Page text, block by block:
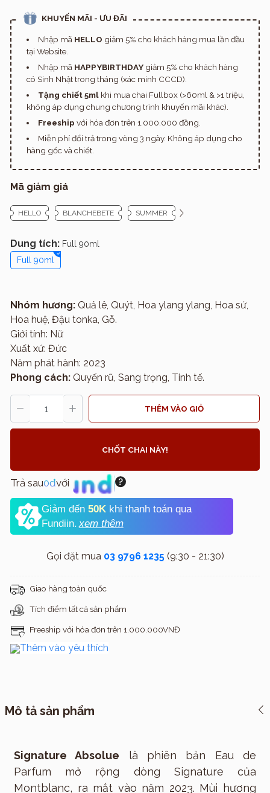
KHUYẾN MÃI - ƯU ĐÃI
Nhập mã HELLO giảm 5% cho khách hàng mua lần đầu
tại Website.
Nhập mã HAPPYBIRTHDAYgiảm 5% cho khách hàng
có Sinh Nhật trong tháng (xác minh CCCD).
Tặng chiết 5mlkhi mua chai Fullbox (>60ml & >1 triệu,
không áp dụng chung chương trình khuyến mãi khác).
Freeship với hóa đơn trên 1.000.000 đồng.
Miễn phí đổi trả trong vòng 3 ngày. Không áp dụng cho
hàng gốc và chiết.
Mã giảm giá
HELLO BLANCHEBETE SUMMER
Dung tích: Full 90ml
Full 90ml
Nhóm hương: Quả lê, Quýt, Hoa ylang ylang, Hoa sứ,
Hoa huệ, Đậu tonka, Gỗ.
Giới tính: Nữ
Xuất xứ: Đức
Năm phát hành: 2023
Phong cách: Quyến rũ, Sang trọng, Tinh tế.
THÊM VÀO GIỎ
CHỐT CHAI NÀY!
Trả sau0đvới
Giảm đến 50K khi thanh toán qua
Fundiin. xem thêm
Gọi đặt mua 03 9796 1235(9:30 - 21:30)
Giao hàng toàn quốc
Tích điểm tất cả sản phẩm
Freeship với hóa đơn trên 1.000.000VNĐ
Thêm vào yêu thích
Mô tả sản phẩm
Signature Absolue là phiên bản Eau de
Parfum mở rộng dòng Signature của
Montblanc, ra mắt vào năm 2023. Mùi hương